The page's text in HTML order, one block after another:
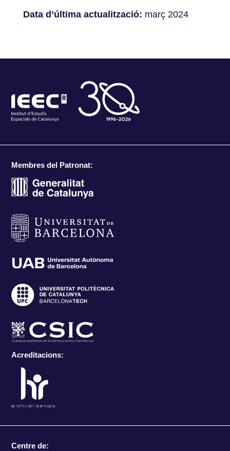
Data d’última actualització: març 2024
Membres del Patronat:
Acreditacions:
Centre de: